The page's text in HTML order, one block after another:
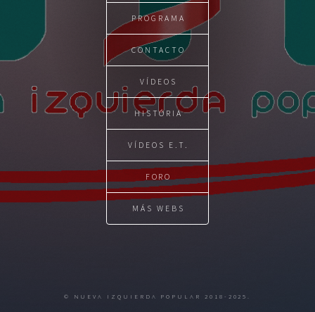
PROGRAMA
CONTACTO
VÍDEOS
HISTÓRIA
VÍDEOS E.T.
FORO
MÁS WEBS
© NUEVA IZQUIERDA POPULAR 2018-2025.